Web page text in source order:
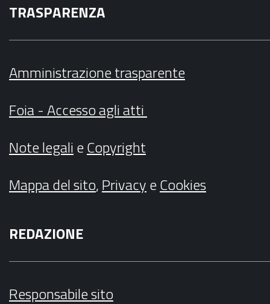
TRASPARENZA
Amministrazione trasparente
Foia - Accesso agli atti
Note legalieCopyright
Mappa del sito,PrivacyeCookies
REDAZIONE
Responsabile sito